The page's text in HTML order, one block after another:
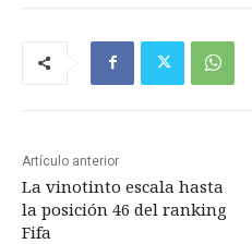
Artículo anterior
La vinotinto escala hasta
la posición 46 del ranking
Fifa